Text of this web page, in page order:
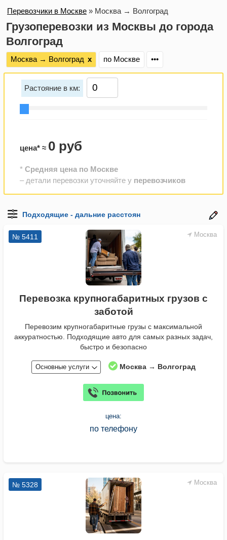
Перевозчики в Москве » Москва → Волгоград
Грузоперевозки из Москвы до города
Волгоград
Москва → Волгоград х по Москве •••
Растояние в км:
цена* ≈ 0 руб
* Средняя цена по Москве
– детали перевозки уточняйте у перевозчиков
Москва
№ 5411
Перевозка крупногабаритных грузов с
заботой
Перевозим крупногабаритные грузы с максимальной
аккуратностью. Подходящие авто для самых разных задач,
быстро и безопасно
Основные услуги Москва → Волгоград
цена:
по телефону
Москва
№ 5328